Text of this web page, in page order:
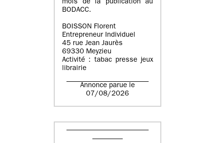
mois de la publication au
BODACC.
BOISSON Florent
Entrepreneur Individuel
45 rue Jean Jaurès
69330 Meyzieu
Activité : tabac presse jeux
librairie
Annonce parue le
07/08/2026